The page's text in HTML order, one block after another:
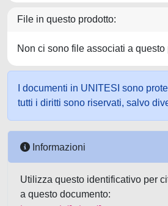
File in questo prodotto:
Non ci sono file associati a questo
I documenti in UNITESI sono
tutti i diritti sono riservati, salvo
Informazioni
Utilizza questo identificativo per
a questo documento: